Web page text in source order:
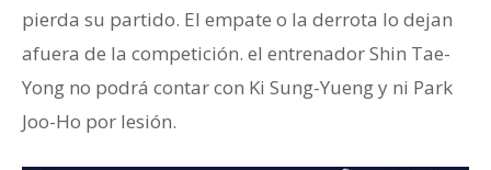
pierda su partido. El empate o la derrota lo dejan
afuera de la competición. el entrenador Shin Tae-
Yong no podrá contar con Ki Sung-Yueng y ni Park
Joo-Ho por lesión.